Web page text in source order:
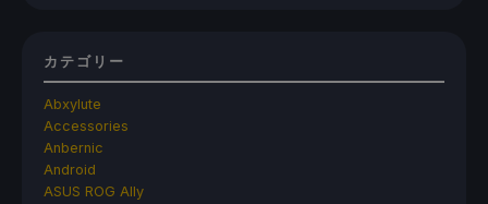
カテゴリー
Abxylute
Accessories
Anbernic
Android
ASUS ROG Ally